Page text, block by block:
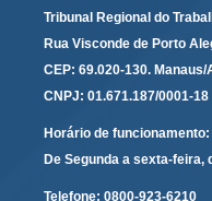
Portal Execução
Pequeno Valor
Programa
Tribunal Regional do
Rua Visconde de Porto
CEP: 69.020-130. Manaus/
CNPJ: 01.671.187/0001-18
Horário de funcionamento:
De Segunda a sexta-feira,
Telefone: 0800-923-6210